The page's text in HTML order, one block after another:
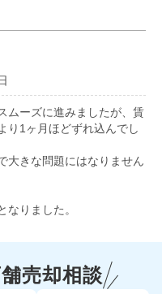
ムーズに進みましたが、賃
り1ヶ月ほどずれ込んでし
大きな問題にはなりません
りました。
売却相談